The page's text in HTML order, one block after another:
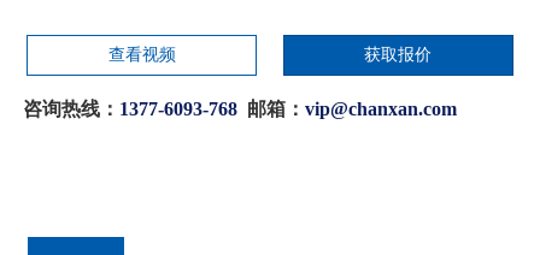
查看视频 获取报价
咨询热线： 1377-6093-768 邮箱：vip@chanxan.com